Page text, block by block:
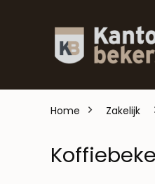
Home Zakelijk